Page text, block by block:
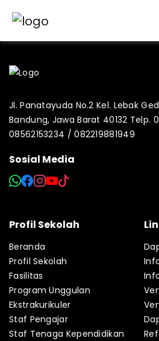
Jl. Panatayuda No.2 Kel. Lebak
Bandung, Jawa Barat 40132 Telp.
08562153234 / 082219881949
Sosial Media
Profil Sekolah
Beranda
Profil Sekolah
Fasilitas
Program Unggulan
Ekstrakurikuler
Staf Pengajar
Staf Tenaga Kependidikan